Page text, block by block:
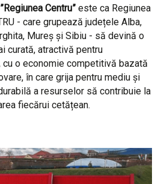
Centru”este ca Regiunea
- care grupează județele Alba,
Mureș și Sibiu - să devină o
curată, atractivă pentru
o economie competitivă bazată
în care grija pentru mediu și
a resurselor să contribuie la
fiecărui cetățean.